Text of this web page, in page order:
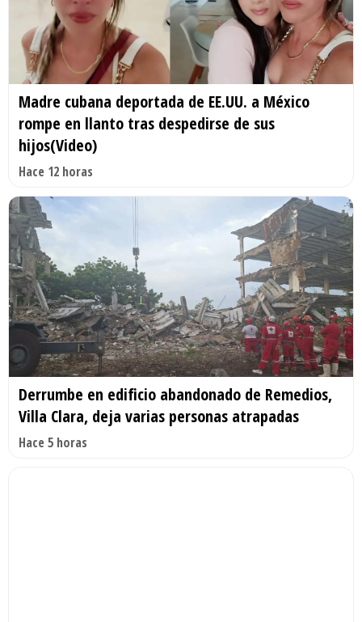
Madre cubana deportada de EE.UU. a México
rompe en llanto tras despedirse de sus
hijos(Video)
Hace 12 horas
Derrumbe en edificio abandonado de Remedios,
Villa Clara, deja varias personas atrapadas
Hace 5 horas